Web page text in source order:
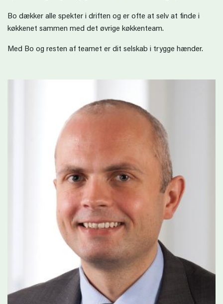
Bo dækker alle spekter i driften og er ofte at selv at finde i
køkkenet sammen med det øvrige køkkenteam.
Med Bo og resten af teamet er dit selskab i trygge hænder.